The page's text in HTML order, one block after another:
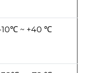
10℃ ~ +40 ℃